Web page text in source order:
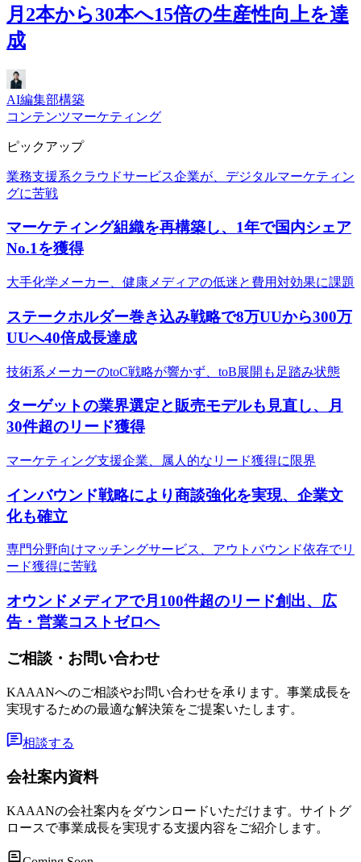
月2本から30本へ15倍の生産性向上を達
成
AI編集部構築
コンテンツマーケティング
ピックアップ
業務支援系クラウドサービス企業が、デジタルマーケティン
グに苦戦
マーケティング組織を再構築し、1年で国内シェア
No.1を獲得
大手化学メーカー、健康メディアの低迷と費用対効果に課題
ステークホルダー巻き込み戦略で8万UUから300万
UUへ40倍成長達成
技術系メーカーのtoC戦略が響かず、toB展開も足踏み状態
ターゲットの業界選定と販売モデルも見直し、月
30件超のリード獲得
マーケティング支援企業、属人的なリード獲得に限界
インバウンド戦略により商談強化を実現、企業文
化も確立
専門分野向けマッチングサービス、アウトバウンド依存でリ
ード獲得に苦戦
オウンドメディアで月100件超のリード創出、広
告・営業コストゼロへ
ご相談・お問い合わせ
KAAANへのご相談やお問い合わせを承ります。事業成長を
実現するための最適な解決策をご提案いたします。
相談する
会社案内資料
KAAANの会社案内をダウンロードいただけます。サイトグ
ロースで事業成長を実現する支援内容をご紹介します。